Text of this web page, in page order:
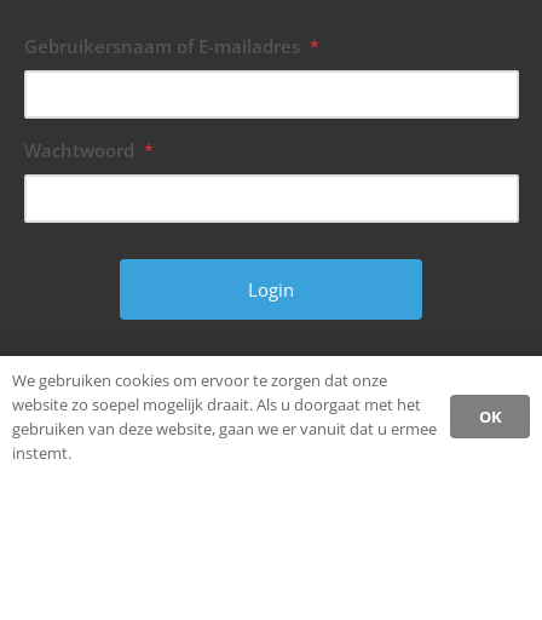
Gebruikersnaam of E-mailadres *
Wachtwoord *
Wachtwoord vergeten?
We gebruiken cookies om ervoor te zorgen dat onze
website zo soepel mogelijk draait. Als u doorgaat met het
gebruiken van deze website, gaan we er vanuit dat u ermee
instemt.
OK